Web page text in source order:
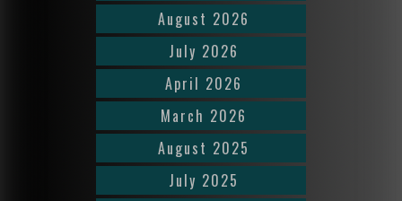
August 2026
July 2026
April 2026
March 2026
August 2025
July 2025